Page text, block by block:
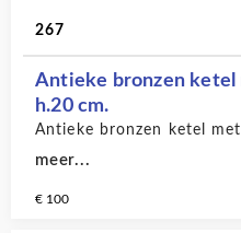
267
Antieke bronzen ketel
h.20 cm.
Antieke bronzen ketel
meer...
€ 100